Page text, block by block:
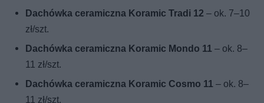
Dachówka ceramiczna Koramic Tradi 12 – ok. 7–10
zł/szt.
Dachówka ceramiczna Koramic Mondo 11 – ok. 8–
11 zł/szt.
Dachówka ceramiczna Koramic Cosmo 11 – ok. 8–
11 zł/szt.